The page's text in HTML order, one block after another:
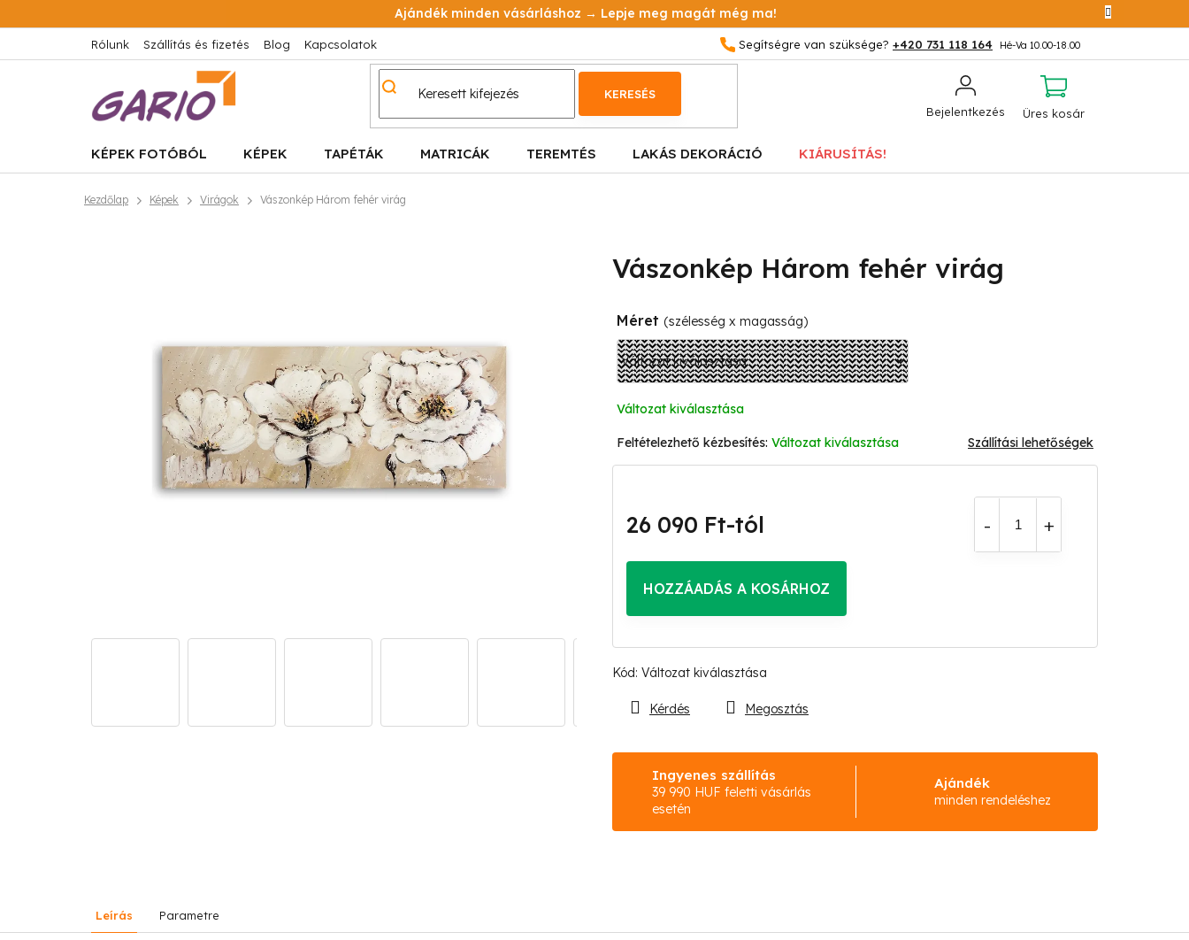
a
tartalomhoz
Ajándék minden vásárláshoz → Lepje meg magát még ma!
+420 731 118 164
Rólunk Szállítás és fizetés Blog Kapcsolatok
Bejelentkezés
KERESÉS
KOSÁR
Üres kosár
KÉPEK FOTÓBÓL KÉPEK TAPÉTÁK MATRICÁK TEREMTÉS LAKÁS DEKORÁCIÓ KIÁRUSÍTÁS!
Kezdőlap Képek Virágok Vászonkép Három fehér virág
Vászonkép Három fehér virág
Kód: Változat kiválasztása
Méret (szélesség x magasság)
Változat kiválasztása
Változat kiválasztása Szállítási lehetőségek
26 090 Ft-tól
HOZZÁADÁS A KOSÁRHOZ
Ingyenes szállítás
39 990 HUF feletti vásárlás
esetén
Ajándék
minden rendeléshez
Kérdés Megosztás
Leírás Parametre